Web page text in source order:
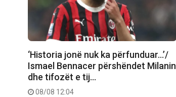
‘Historia jonë nuk ka përfunduar…’/
Ismael Bennacer përshëndet Milanin
dhe tifozët e tij…
08/08 12:04